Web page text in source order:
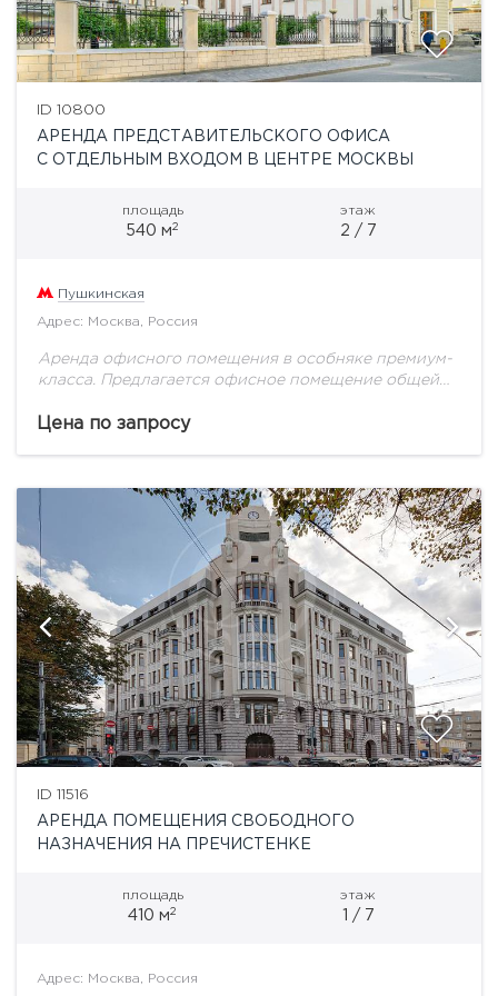
ID 10800
АРЕНДА ПРЕДСТАВИТЕЛЬСКОГО ОФИСА
С ОТДЕЛЬНЫМ ВХОДОМ В ЦЕНТРЕ МОСКВЫ
площадь
540 м2
этаж
2 / 7
Пушкинская
Адрес: Москва, Россия
Аренда офисного помещения в особняке премиум-
класса. Предлагается офисное помещение общей
паркинге. Офис расположен на втором этаже
Цена по запросу
ID 11516
АРЕНДА ПОМЕЩЕНИЯ СВОБОДНОГО
НАЗНАЧЕНИЯ НА ПРЕЧИСТЕНКЕ
площадь
410 м2
этаж
1 / 7
Адрес: Москва, Россия